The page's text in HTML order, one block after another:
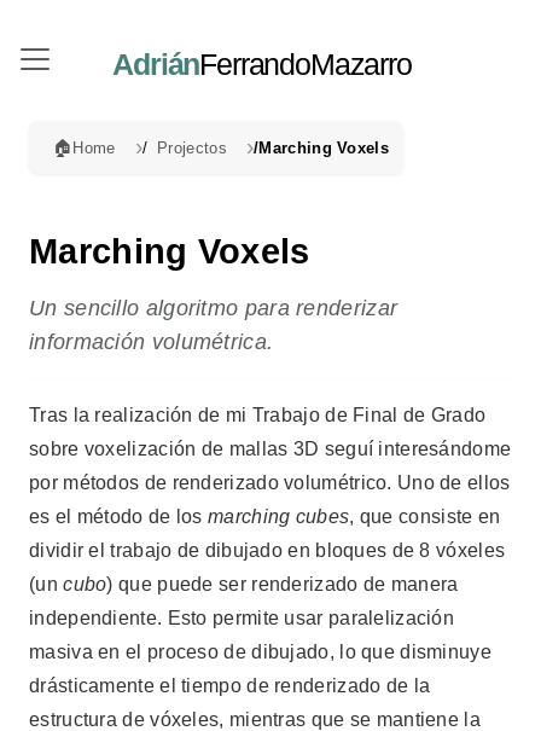
AdriánFerrandoMazarro
🏠 Home Projectos Marching Voxels
Marching Voxels
Un sencillo algoritmo para renderizar
información volumétrica.
Tras la realización de mi Trabajo de Final de Grado
sobre voxelización de mallas 3D seguí interesándome
por métodos de renderizado volumétrico. Uno de ellos
es el método de losmarching cubes, que consiste en
dividir el trabajo de dibujado en bloques de 8 vóxeles
(uncubo) que puede ser renderizado de manera
independiente. Esto permite usar paralelización
masiva en el proceso de dibujado, lo que disminuye
drásticamente el tiempo de renderizado de la
estructura de vóxeles, mientras que se mantiene la